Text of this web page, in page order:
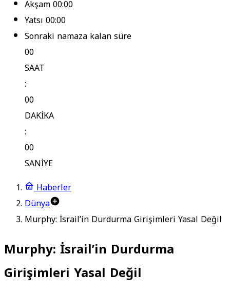
Akşam00:00
Yatsı00:00
Sonraki namaza kalan süre
00
SAAT
:
00
DAKİKA
:
00
SANİYE
Haberler
Dünya
Murphy: İsrail’in Durdurma Girişimleri Yasal Değil
Murphy: İsrail’in Durdurma
Girişimleri Yasal Değil